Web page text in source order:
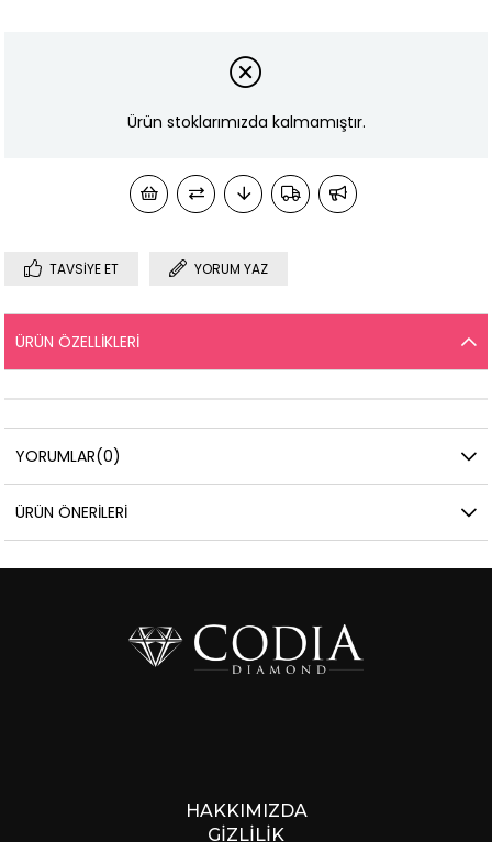
Ürün stoklarımızda kalmamıştır.
TAVSIYE ET YORUM YAZ
ÜRÜN ÖZELLIKLERI
YORUMLAR(0)
ÜRÜN ÖNERILERI
HAKKIMIZDA
GİZLİLİK